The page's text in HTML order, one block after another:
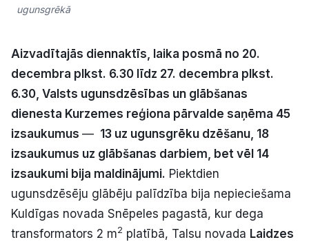
Reklāma
Politiskā reklāma
Par mums
Kontakti
Ziņo redakcijai
ugunsgrēkā
Aizvadītajās diennaktīs, laika posmā no 20.
decembra plkst. 6.30 līdz 27. decembra plkst.
6.30, Valsts ugunsdzēsības un glābšanas
dienesta Kurzemes reģiona pārvalde saņēma 45
izsaukumus — 13 uz ugunsgrēku dzēšanu, 18
izsaukumus uz glābšanas darbiem, bet vēl 14
izsaukumi bija maldinājumi. Piektdien
ugunsdzēsēju glābēju palīdzība bija nepieciešama
Kuldīgas novada Snēpeles pagastā, kur dega
transformators 2 m2 platībā, Talsu novada Laidzes